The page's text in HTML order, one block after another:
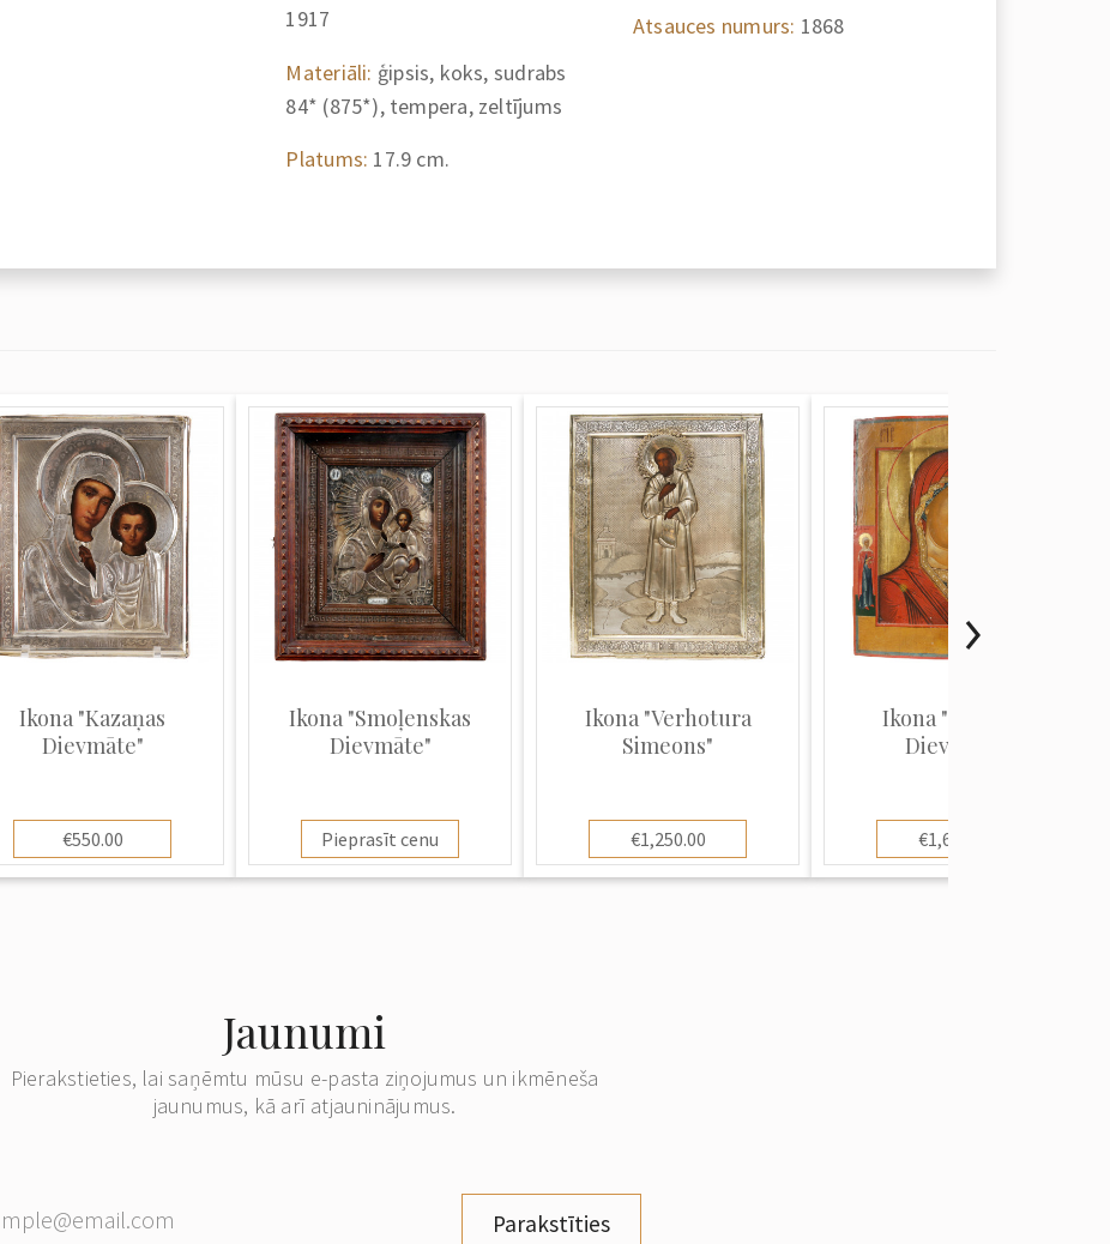
1917
Materiāli: ģipsis, koks, sudrabs
84* (875*), tempera, zeltījums
Platums: 17.9 cm.
Atsauces numurs: 1868
Ikona "Kazaņas
Dievmāte"
€550.00
Ikona "Smoļenskas
Dievmāte"
Pieprasīt cenu
Ikona "Verhotura
Simeons"
€1,250.00
Ikona "Kazaņas
Dievmāte"
€1,600.00
Jaunumi
Pierakstieties, lai saņēmtu mūsu e-pasta ziņojumus un ikmēneša
jaunumus, kā arī atjauninājumus.
Parakstīties